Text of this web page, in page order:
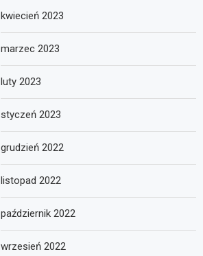
kwiecień 2023
marzec 2023
luty 2023
styczeń 2023
grudzień 2022
listopad 2022
październik 2022
wrzesień 2022